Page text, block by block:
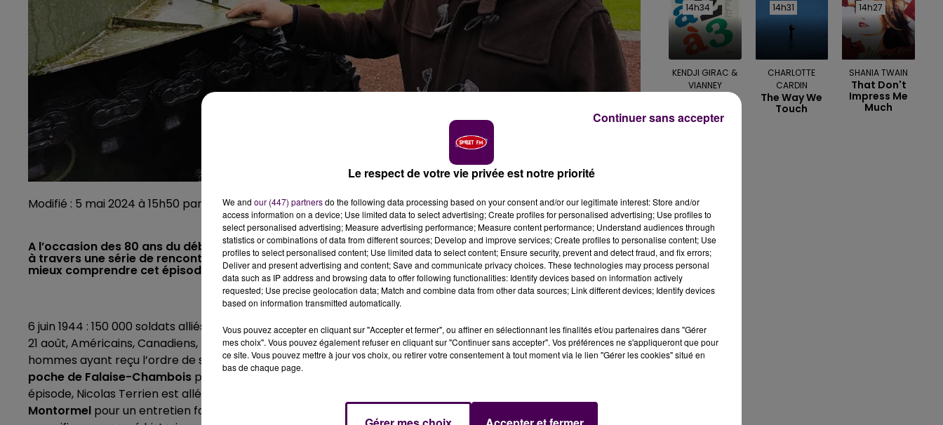
Modifié : 5 mai 2024 à 15h50 par la rédaction
A l’occasion des 80 ans du débarquement sur les côtes normandes, Nicolas Terrien nous invite à le suivre,
à travers une série de rencontres et de témoignages exclusifs dans le nord-ouest de la France, pour
mieux comprendre cet épisode essentiel de notre histoire contemporaine.
6 juin 1944 : 150 000 soldats alliés débarquent sur les plages de Normandie. Plus de deux mois plus tard, du 19 au
21 août, Américains, Canadiens, Polonais et Français tentent d'encercler une armée allemande de 100 000
hommes ayant reçu l’ordre de se replier vers la Belgique. Ces quelques jours de combats meurtriers dela
poche de Falaise-Chambois passent pour être les derniers de la bataille de Normandie. Pour ce neuvième
épisode, Nicolas Terrien est allé dans l'Orne, rencontrer
Montormel pour un entretien face à la baie vitrée du musée qui surplombe le Chambois. Un paysage
14h34
14h34
KENDJI GIRAC &
VIANNEY
14h31
14h31
CHARLOTTE
CARDIN
The Way We
Touch
14h27
14h27
SHANIA TWAIN
That Don't
Impress Me
Much
Le respect de votre vie privée est notre priorité
We and our (447) partnersdo the following data processing based on your consent and/or our legitimate interest: Store and/or
access information on a device; Use limited data to select advertising; Create profiles for personalised advertising; Use profiles to
select personalised advertising; Measure advertising performance; Measure content performance; Understand audiences through
statistics or combinations of data from different sources; Develop and improve services; Create profiles to personalise content; Use
profiles to select personalised content; Use limited data to select content; Ensure security, prevent and detect fraud, and fix errors;
Deliver and present advertising and content; Save and communicate privacy choices. These technologies may process personal
data such as IP address and browsing data to offer following functionalities: Identify devices based on information actively
requested; Use precise geolocation data; Match and combine data from other data sources; Link different devices; Identify devices
based on information transmitted automatically.
Vous pouvez accepter en cliquant sur "Accepter et fermer", ou affiner en sélectionnant les finalités et/ou partenaires dans "Gérer
mes choix". Vous pouvez également refuser en cliquant sur "Continuer sans accepter". Vos préférences ne s'appliqueront que pour
ce site. Vous pouvez mettre à jour vos choix, ou retirer votre consentement à tout moment via le lien "Gérer les cookies" situé en
bas de chaque page.
Continuer sans accepter